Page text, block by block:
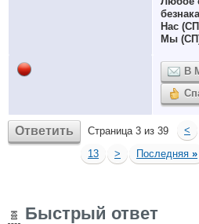
Нас
Мы
В
Ответить Страница 3 из 39 <
13
> Последняя »
Быстрый ответ